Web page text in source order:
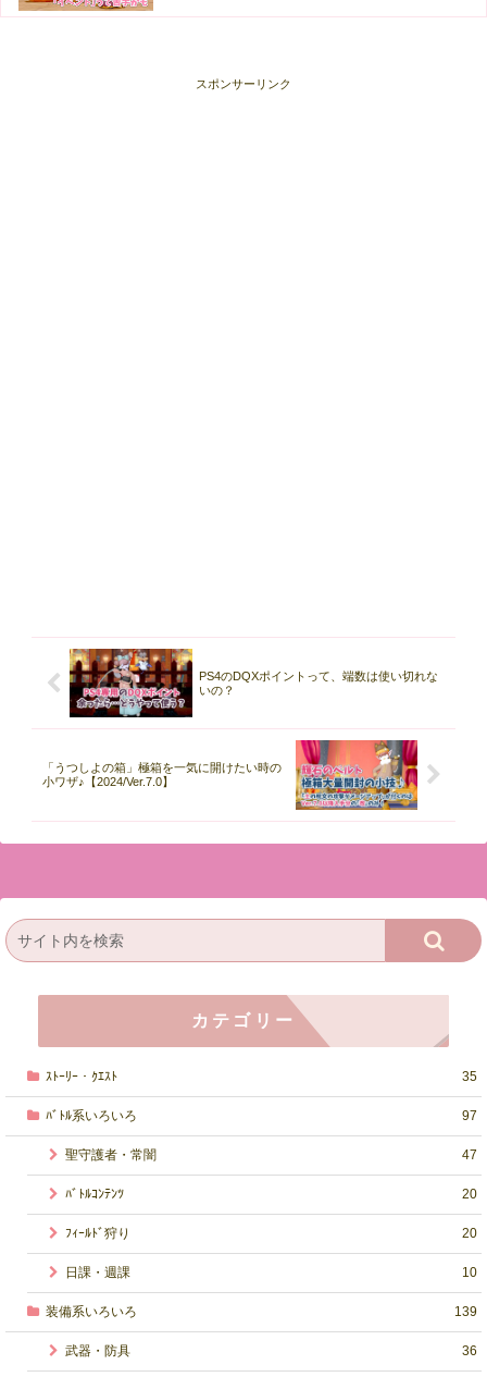
スポンサーリンク
PS4のDQXポイントって、端数は使い切れな
いの？
「うつしよの箱」極箱を一気に開けたい時の
小ワザ♪【2024/Ver.7.0】
カテゴリー
ｽﾄｰﾘｰ・ｸｴｽﾄ 35
ﾊﾞﾄﾙ系いろいろ 97
聖守護者・常闇 47
ﾊﾞﾄﾙｺﾝﾃﾝﾂ 20
ﾌｨｰﾙﾄﾞ狩り 20
日課・週課 10
装備系いろいろ 139
武器・防具 36